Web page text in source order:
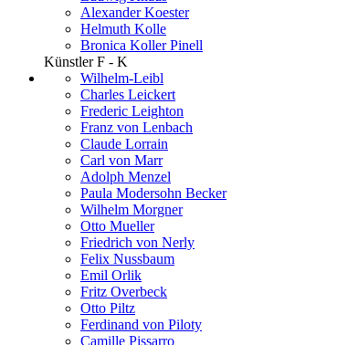
Alexander Koester
Helmuth Kolle
Bronica Koller Pinell
Künstler F - K
Wilhelm-Leibl
Charles Leickert
Frederic Leighton
Franz von Lenbach
Claude Lorrain
Carl von Marr
Adolph Menzel
Paula Modersohn Becker
Wilhelm Morgner
Otto Mueller
Friedrich von Nerly
Felix Nussbaum
Emil Orlik
Fritz Overbeck
Otto Piltz
Ferdinand von Piloty
Camille Pissarro